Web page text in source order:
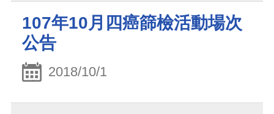
107年10月四癌篩檢活動場次
公告
2018/10/1